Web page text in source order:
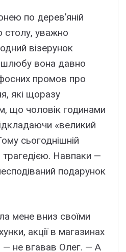
по дерев’яній
столу, уважно
візерунок
вона давно
промов про
які щоразу
що чоловік годинами
«великий
сьогоднішній
трагедією. Навпаки —
подарунок
мене вниз своїми
акції в магазинах
— не вгавав Олег. — А